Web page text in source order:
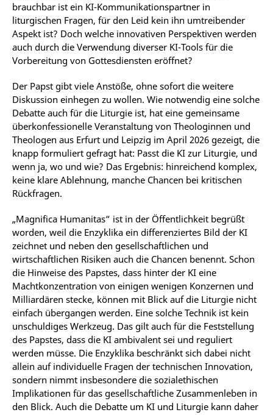
brauchbar ist ein KI-Kommunikationspartner in
liturgischen Fragen, für den Leid kein ihn umtreibender
Aspekt ist? Doch welche innovativen Perspektiven werden
auch durch die Verwendung diverser KI-Tools für die
Vorbereitung von Gottesdiensten eröffnet?
Der Papst gibt viele Anstöße, ohne sofort die weitere
Diskussion einhegen zu wollen. Wie notwendig eine solche
Debatte auch für die Liturgie ist, hat eine gemeinsame
überkonfessionelle Veranstaltung von Theologinnen und
Theologen aus Erfurt und Leipzig im April 2026 gezeigt, die
knapp formuliert gefragt hat: Passt die KI zur Liturgie, und
wenn ja, wo und wie? Das Ergebnis: hinreichend komplex,
keine klare Ablehnung, manche Chancen bei kritischen
Rückfragen.
„Magnifica Humanitas“ ist in der Öffentlichkeit begrüßt
worden, weil die Enzyklika ein differenziertes Bild der KI
zeichnet und neben den gesellschaftlichen und
wirtschaftlichen Risiken auch die Chancen benennt. Schon
die Hinweise des Papstes, dass hinter der KI eine
Machtkonzentration von einigen wenigen Konzernen und
Milliardären stecke, können mit Blick auf die Liturgie nicht
einfach übergangen werden. Eine solche Technik ist kein
unschuldiges Werkzeug. Das gilt auch für die Feststellung
des Papstes, dass die KI ambivalent sei und reguliert
werden müsse. Die Enzyklika beschränkt sich dabei nicht
allein auf individuelle Fragen der technischen Innovation,
sondern nimmt insbesondere die sozialethischen
Implikationen für das gesellschaftliche Zusammenleben in
den Blick. Auch die Debatte um KI und Liturgie kann daher